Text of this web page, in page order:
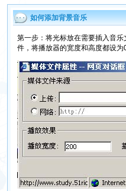
如何添加背景音乐
第一步：将光标放在需要插入音乐
件，将播放器的宽度和高度都设为0